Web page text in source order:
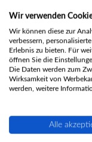
Wir verwenden
Wir können diese zur
verbessern,
Erlebnis zu bieten. Für
öffnen Sie die
Die Daten werden zum
Wirksamkeit von
werden, weitere
Alle